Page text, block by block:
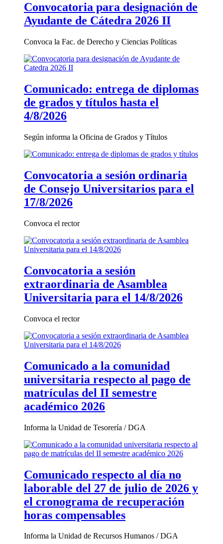
Convocatoria para designación de
Ayudante de Cátedra 2026 II
Convoca la Fac. de Derecho y Ciencias Políticas
Comunicado: entrega de diplomas
de grados y títulos hasta el
4/8/2026
Según informa la Oficina de Grados y Títulos
Convocatoria a sesión ordinaria
de Consejo Universitarios para el
17/8/2026
Convoca el rector
Convocatoria a sesión
extraordinaria de Asamblea
Universitaria para el 14/8/2026
Convoca el rector
Comunicado a la comunidad
universitaria respecto al pago de
matrículas del II semestre
académico 2026
Informa la Unidad de Tesorería / DGA
Comunicado respecto al día no
laborable del 27 de julio de 2026 y
el cronograma de recuperación
horas compensables
Informa la Unidad de Recursos Humanos / DGA